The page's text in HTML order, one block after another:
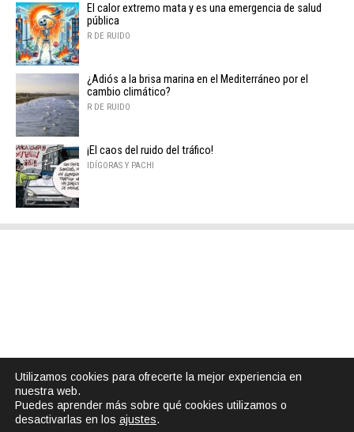
El calor extremo mata y es una emergencia de salud
pública
R DE RUIDO
¿Adiós a la brisa marina en el Mediterráneo por el
cambio climático?
R DE RUIDO
¡El caos del ruido del tráfico!
IDÍGORAS Y PACHI
Utilizamos cookies para ofrecerte la mejor experiencia en
nuestra web.
Puedes aprender más sobre qué cookies utilizamos o
desactivarlas en los ajustes.